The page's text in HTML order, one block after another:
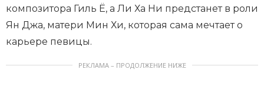
композитора Гиль Ё, а Ли Ха Ни предстанет в роли
Ян Джа, матери Мин Хи, которая сама мечтает о
карьере певицы.
РЕКЛАМА – ПРОДОЛЖЕНИЕ НИЖЕ